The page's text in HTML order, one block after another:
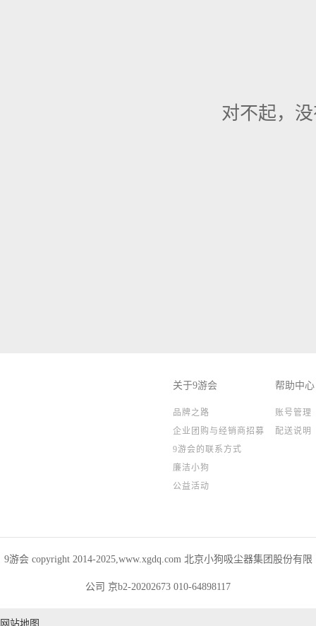
对不起，
关于9游会
品牌之路
企业团购与经销商招募
9游会的联系方式
廉洁小狗
公益活动
帮助中心
账号管理
配送说明
9游会 copyright 2014-2025,www.xgdq.com 北京小狗吸尘器集团股份有限
公司 京b2-20202673 010-64898117
网站地图